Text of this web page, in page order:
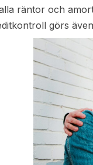
räntor och
görs